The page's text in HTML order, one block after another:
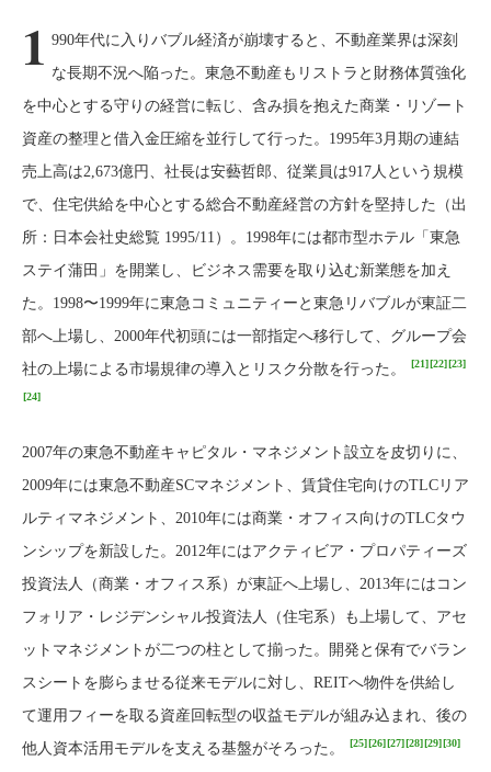
1 990年代に入りバブル経済が崩壊すると、不動産業界は深刻
な長期不況へ陥った。東急不動産もリストラと財務体質強化
を中心とする守りの経営に転じ、含み損を抱えた商業・リゾート
資産の整理と借入金圧縮を並行して行った。1995年3月期の連結
売上高は2,673億円、社長は安藝哲郎、従業員は917人という規模
で、住宅供給を中心とする総合不動産経営の方針を堅持した（出
所：日本会社史総覧 1995/11）。1998年には都市型ホテル「東急
ステイ蒲田」を開業し、ビジネス需要を取り込む新業態を加え
た。1998〜1999年に東急コミュニティーと東急リバブルが東証二
部へ上場し、2000年代初頭には一部指定へ移行して、グループ会
社の上場による市場規律の導入とリスク分散を行った。
[21] [22] [23]
[24]
2007年の東急不動産キャピタル・マネジメント設立を皮切りに、
2009年には東急不動産SCマネジメント、賃貸住宅向けのTLCリア
ルティマネジメント、2010年には商業・オフィス向けのTLCタウ
ンシップを新設した。2012年にはアクティビア・プロパティーズ
投資法人（商業・オフィス系）が東証へ上場し、2013年にはコン
フォリア・レジデンシャル投資法人（住宅系）も上場して、アセ
ットマネジメントが二つの柱として揃った。開発と保有でバラン
スシートを膨らませる従来モデルに対し、REITへ物件を供給し
て運用フィーを取る資産回転型の収益モデルが組み込まれ、後の
他人資本活用モデルを支える基盤がそろった。
[25] [26] [27] [28] [29] [30]